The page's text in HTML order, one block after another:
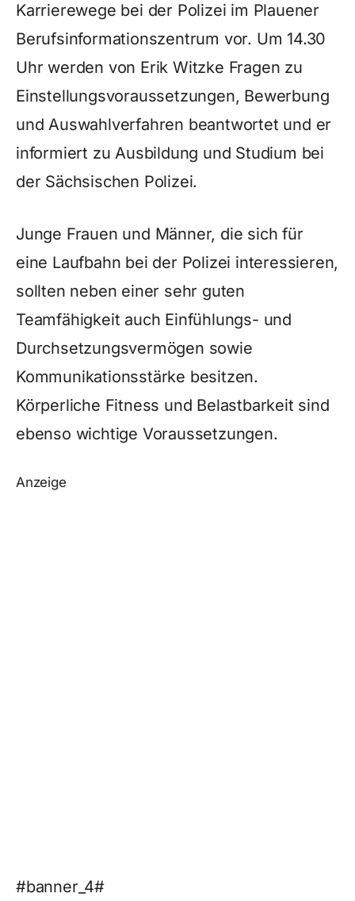
Karrierewege bei der Polizei im Plauener
Berufsinformationszentrum vor. Um 14.30
Uhr werden von Erik Witzke Fragen zu
Einstellungsvoraussetzungen, Bewerbung
und Auswahlverfahren beantwortet und er
informiert zu Ausbildung und Studium bei
der Sächsischen Polizei.
Junge Frauen und Männer, die sich für
eine Laufbahn bei der Polizei interessieren,
sollten neben einer sehr guten
Teamfähigkeit auch Einfühlungs- und
Durchsetzungsvermögen sowie
Kommunikationsstärke besitzen.
Körperliche Fitness und Belastbarkeit sind
ebenso wichtige Voraussetzungen.
Anzeige
#banner_4#